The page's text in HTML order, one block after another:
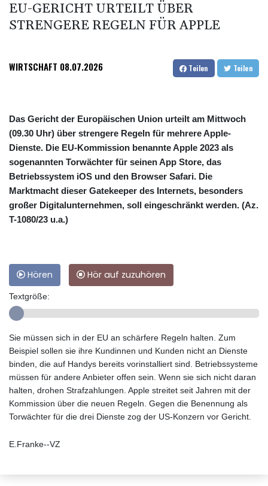
EU-GERICHT URTEILT ÜBER
STRENGERE REGELN FÜR APPLE
WIRTSCHAFT 08.07.2026 Teilen Teilen
Das Gericht der Europäischen Union urteilt am Mittwoch
(09.30 Uhr) über strengere Regeln für mehrere Apple-
Dienste. Die EU-Kommission benannte Apple 2023 als
sogenannten Torwächter für seinen App Store, das
Betriebssystem iOS und den Browser Safari. Die
Marktmacht dieser Gatekeeper des Internets, besonders
großer Digitalunternehmen, soll eingeschränkt werden. (Az.
T-1080/23 u.a.)
Hören Hör auf zuzuhören
Textgröße:
Sie müssen sich in der EU an schärfere Regeln halten. Zum
Beispiel sollen sie ihre Kundinnen und Kunden nicht an Dienste
binden, die auf Handys bereits vorinstalliert sind. Betriebssysteme
müssen für andere Anbieter offen sein. Wenn sie sich nicht daran
halten, drohen Strafzahlungen. Apple streitet seit Jahren mit der
Kommission über die neuen Regeln. Gegen die Benennung als
Torwächter für die drei Dienste zog der US-Konzern vor Gericht.
E.Franke--VZ